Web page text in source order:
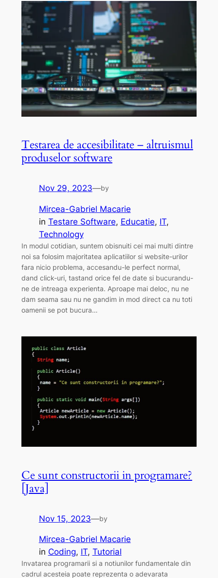
Testarea de accesibilitate – altruismul
produselor software
Nov 29, 2023—by
Mircea-Gabriel Macarie
in Testare Software, Educatie, IT
Technology
In modul cotidian, suntem obisnuiti cei mai multi dintre
noi sa folosim majoritatea aplicatiilor si website-urilor
fara nicio problema, accesandu-le perfect normal,
dand click-uri, tastand orice fel de date si bucurandu-
ne de intreaga experienta. Aproape mai deloc, nu ne
dam seama sau nu ne gandim in mod direct ca nu toti
oamenii se pot bucura…
Ce sunt constructorii in programare?
[Java]
Nov 15, 2023—by
Mircea-Gabriel Macarie
in Coding, IT, Tutorial
Invatarea programarii si a notiunilor fundamentale din
cadrul acesteia poate reprezenta o adevarata